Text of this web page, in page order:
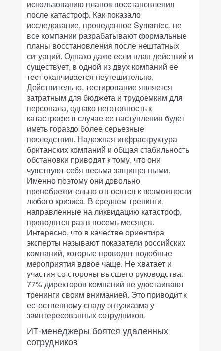
использованию планов восстановления
после катастроф. Как показало
исследование, проведенное Symantec, не
все компании разрабатывают формальные
планы восстановления после нештатных
ситуаций. Однако даже если план действий и
существует, в одной из двух компаний ее
тест оканчивается неутешительно.
Действительно, тестирование является
затратным для бюджета и трудоемким для
персонала, однако неготовность к
катастрофе в случае ее наступления будет
иметь гораздо более серьезные
последствия. Надежная инфраструктура
британских компаний и общая стабильность
обстановки приводят к тому, что они
чувствуют себя весьма защищенными.
Именно поэтому они довольно
пренебрежительно относятся к возможности
любого кризиса. В среднем тренинги,
направленные на ликвидацию катастроф,
проводятся раз в восемь месяцев.
Интересно, что в качестве ориентира
эксперты называют показатели российских
компаний, которые проводят подобные
мероприятия вдвое чаще. Не хватает и
участия со стороны высшего руководства:
77% директоров компаний не удостаивают
тренинги своим вниманией. Это приводит к
естественному спаду энтузиазма у
заинтересованных сотрудников.
ИТ-менеджеры боятся удаленных
сотрудников